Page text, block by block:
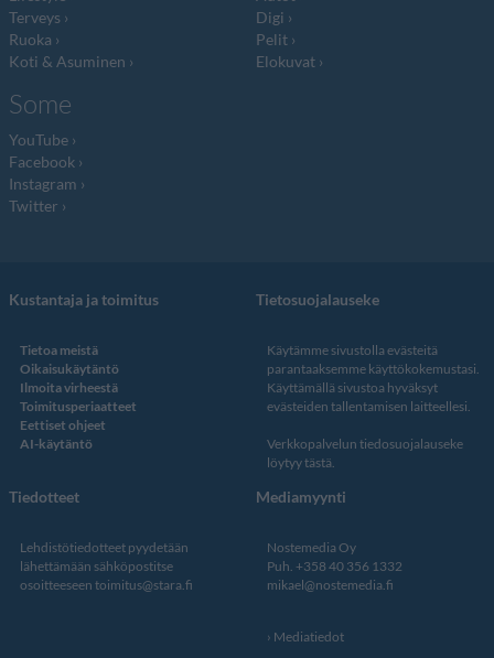
Terveys
Ruoka
Koti & Asuminen
Digi
Pelit
Elokuvat
Some
YouTube
Facebook
Instagram
Twitter
Kustantaja ja toimitus
Tietoa meistä
Oikaisukäytäntö
Ilmoita virheestä
Toimitusperiaatteet
Eettiset ohjeet
AI-käytäntö
Tietosuojalauseke
Käytämme sivustolla evästeitä
parantaaksemme käyttökokemustasi.
Käyttämällä sivustoa hyväksyt
evästeiden tallentamisen laitteellesi.
Verkkopalvelun tiedosuojalauseke
löytyy tästä
Tiedotteet
Lehdistötiedotteet pyydetään
lähettämään sähköpostitse
osoitteeseen toimitus@stara.fi
Mediamyynti
Nostemedia Oy
Puh. +358 40 356 1332
mikael@nostemedia.fi
Mediatiedot